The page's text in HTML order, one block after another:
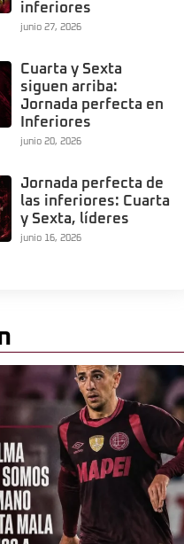
inferiores
junio 27, 2026
Cuarta y Sexta
siguen arriba:
Jornada perfecta en
Inferiores
junio 20, 2026
Jornada perfecta de
las inferiores: Cuarta
y Sexta, líderes
junio 16, 2026